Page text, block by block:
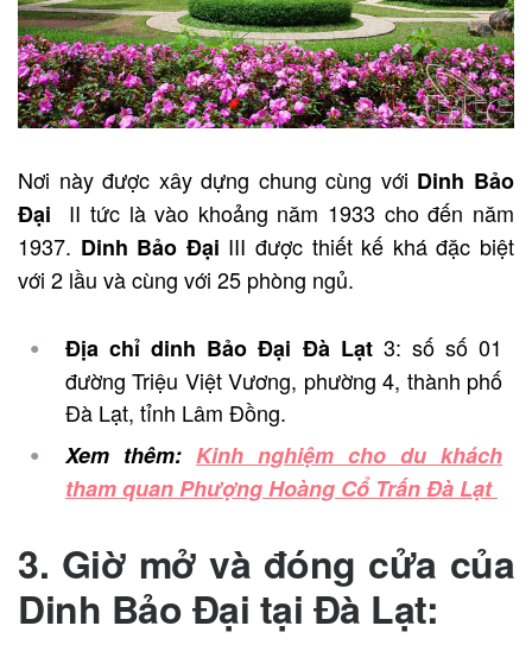
Nơi này được xây dựng chung cùng với Dinh Bảo
Đại II tức là vào khoảng năm 1933 cho đến năm
1937. Dinh Bảo Đại III được thiết kế khá đặc biệt
với 2 lầu và cùng với 25 phòng ngủ.
Địa chỉ dinh Bảo Đại Đà Lạt3: số số 01
đường Triệu Việt Vương, phường 4, thành phố
Đà Lạt, tỉnh Lâm Đồng.
Xem thêm: Kinh nghiệm cho du khách
tham quan Phượng Hoàng Cổ Trấn Đà Lạt
3. Giờ mở và đóng cửa của
Dinh Bảo Đại tại Đà Lạt: